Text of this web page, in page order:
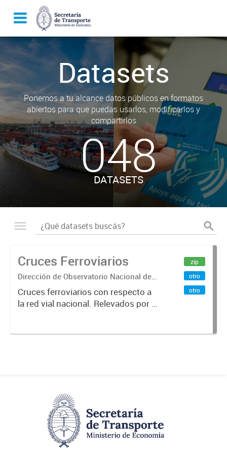
Datasets
Ponemos a tu alcance datos públicos en formatos
abiertos para que puedas usarlos, modificarlos y
compartirlos
048
DATASETS
Cruces Ferroviarios
Dirección de Observatorio Nacional de
Transporte
Cruces ferroviarios con respecto a
la red vial nacional. Relevados por la
zip
otro
otro